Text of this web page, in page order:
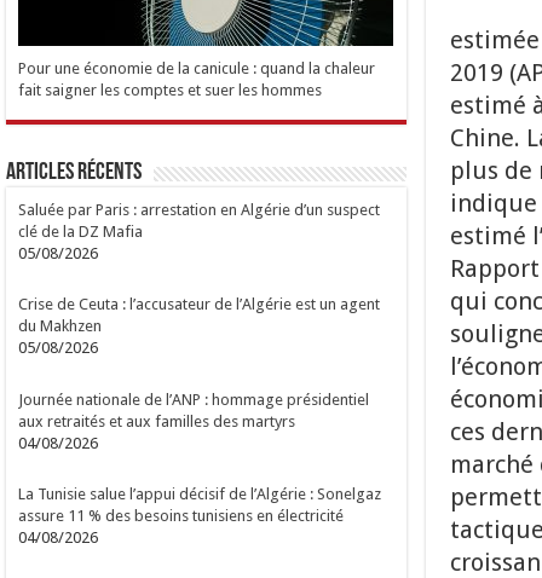
2019
estimé
Chine.
plus de
indique
estimé
qui
ces
Pour une économie de la canicule : quand la chaleur
fait saigner les comptes et suer les hommes
Articles Récents
Saluée par Paris : arrestation en Algérie d’un suspect
clé de la DZ Mafia
05/08/2026
Crise de Ceuta : l’accusateur de l’Algérie est un agent
du Makhzen
05/08/2026
Journée nationale de l’ANP : hommage présidentiel
aux retraités et aux familles des martyrs
04/08/2026
La Tunisie salue l’appui décisif de l’Algérie : Sonelgaz
assure 11 % des besoins tunisiens en électricité
04/08/2026